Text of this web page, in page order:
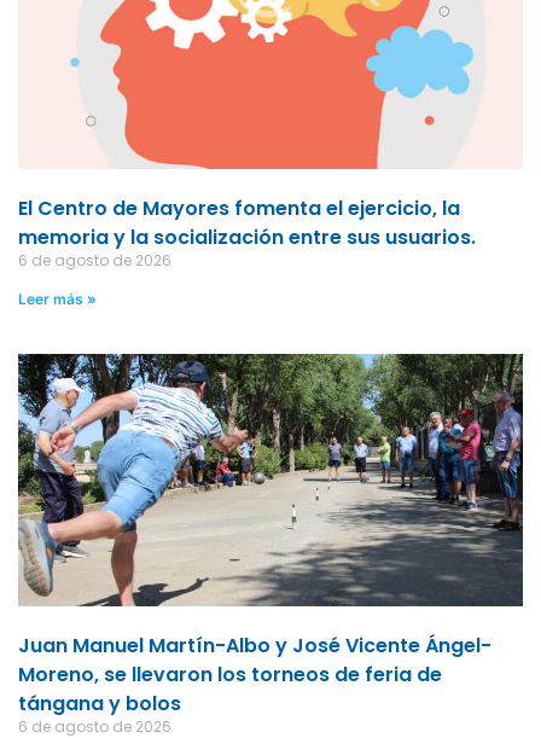
El Centro de Mayores fomenta el ejercicio, la
memoria y la socialización entre sus usuarios.
6 de agosto de 2026
Leer más »
Juan Manuel Martín-Albo y José Vicente Ángel-
Moreno, se llevaron los torneos de feria de
tángana y bolos
6 de agosto de 2026